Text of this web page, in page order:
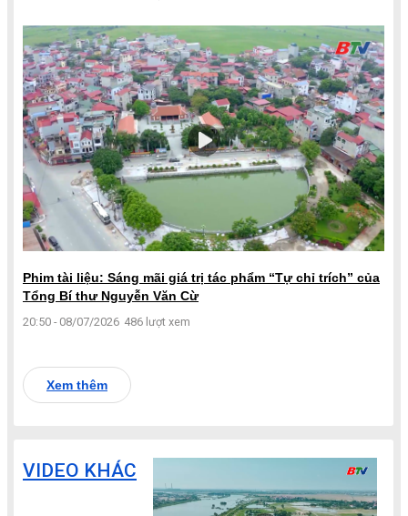
Phim tài liệu: Sáng mãi giá trị tác phẩm “Tự chỉ trích” của
Tổng Bí thư Nguyễn Văn Cừ
20:50 - 08/07/2026 486 lượt xem
Xem thêm
VIDEO KHÁC